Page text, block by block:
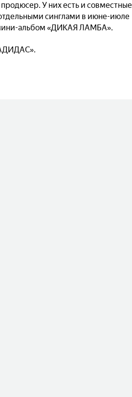
У них есть и совместные
синглами в июне-июле
мини-альбом «ДИКАЯ ЛАМБА».